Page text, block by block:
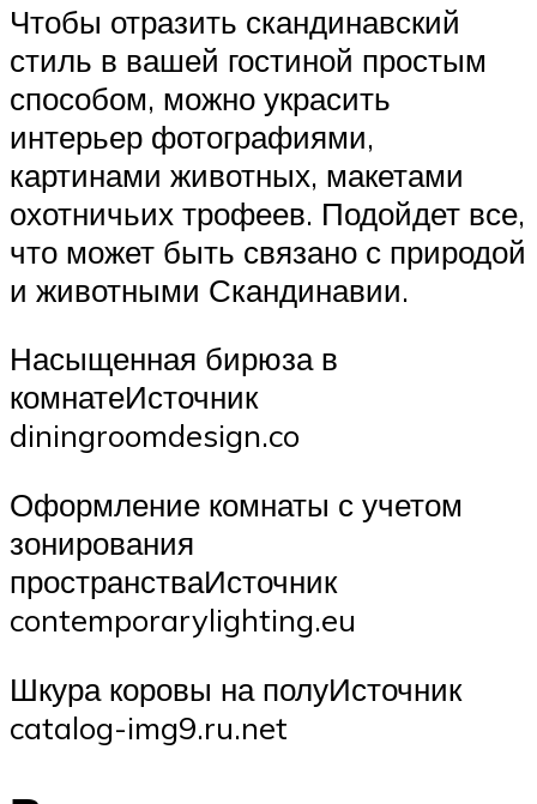
Чтобы отразить скандинавский
стиль в вашей гостиной простым
способом, можно украсить
интерьер фотографиями,
картинами животных, макетами
охотничьих трофеев. Подойдет все,
что может быть связано с природой
и животными Скандинавии.
Насыщенная бирюза в
комнатеИсточник
diningroomdesign.co
Оформление комнаты с учетом
зонирования
пространстваИсточник
contemporarylighting.eu
Шкура коровы на полуИсточник
catalog-img9.ru.net